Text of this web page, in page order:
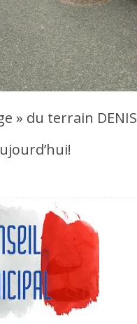
» du terrain DENIS